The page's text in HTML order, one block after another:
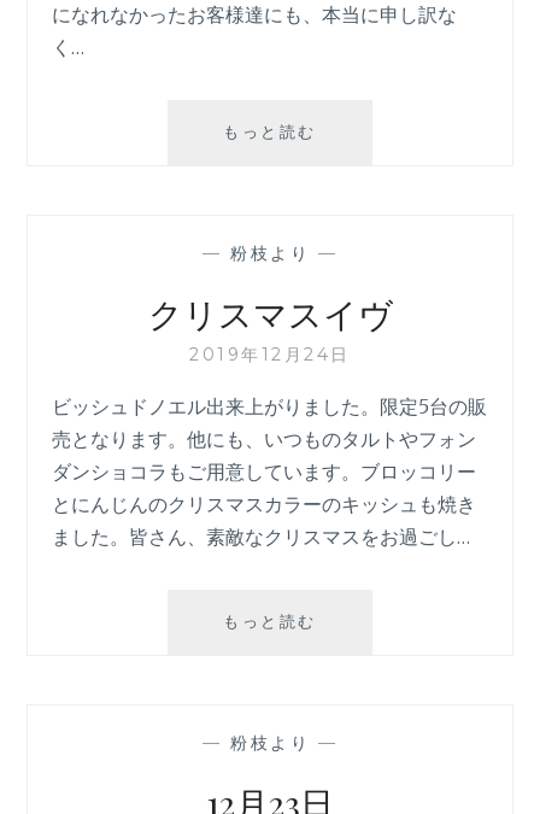
になれなかったお客様達にも、本当に申し訳な
く…
もっと読む
— 粉枝より —
クリスマスイヴ
2019年12月24日
ビッシュドノエル出来上がりました。限定5台の販
売となります。他にも、いつものタルトやフォン
ダンショコラもご用意しています。ブロッコリー
とにんじんのクリスマスカラーのキッシュも焼き
ました。皆さん、素敵なクリスマスをお過ごし…
もっと読む
— 粉枝より —
12月23日